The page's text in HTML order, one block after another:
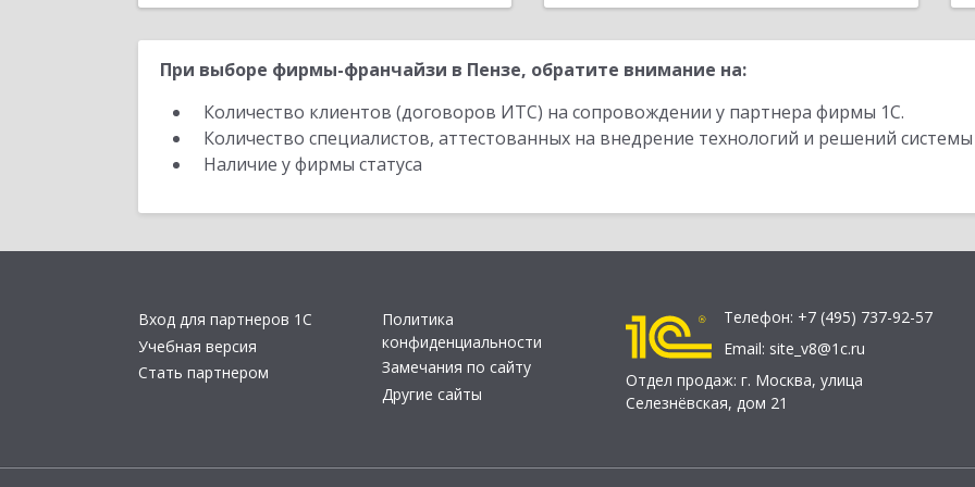
При выборе фирмы-франчайзи в Пензе, обратите внимание на:
Количество клиентов (договоров ИТС) на сопровождении у партнера фирмы 1С.
Количество специалистов, аттестованных на внедрение технологий и решений
Наличие у фирмы статуса
Вход для партнеров 1С
Учебная версия
Стать партнером
Политика
конфиденциальности
Замечания по сайту
Другие сайты
Телефон: +7 (495) 737-92-57
Email: site_v8@1c.ru
Отдел продаж: г. Москва, улица
Селезнёвская, дом 21